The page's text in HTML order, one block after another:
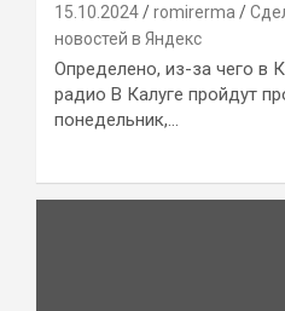
15.10.2024 romirerma
новостей в Яндекс
Определено, из-за чего в
радио В Калуге пройдут
понедельник,…